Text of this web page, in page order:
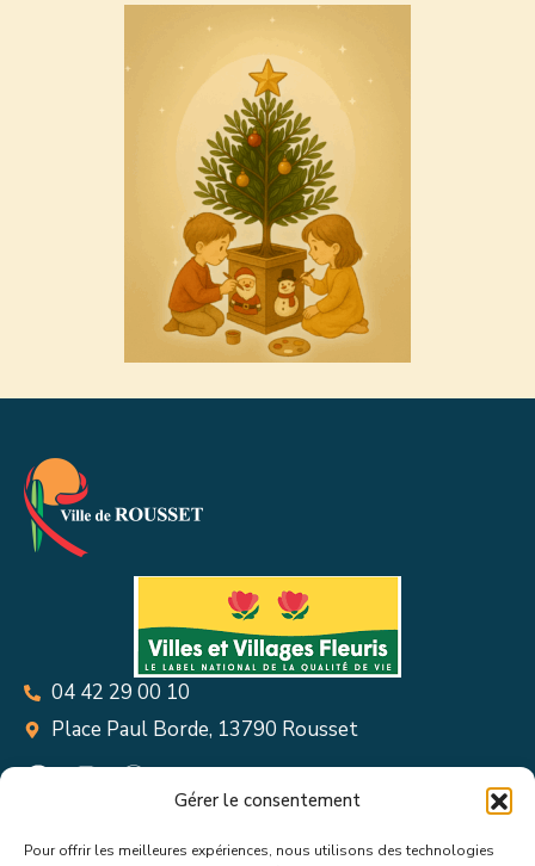
Gérer le consentement
Pour offrir les meilleures expériences, nous utilisons des technologies
04 42 29 00 10
Place Paul Borde, 13790 Rousset